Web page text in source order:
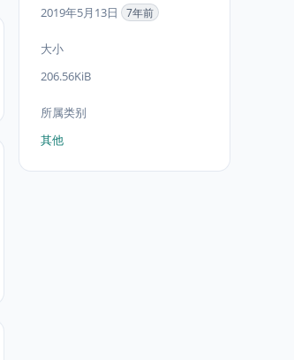
2019年5月13日
7年前
大小
206.56KiB
所属类别
其他